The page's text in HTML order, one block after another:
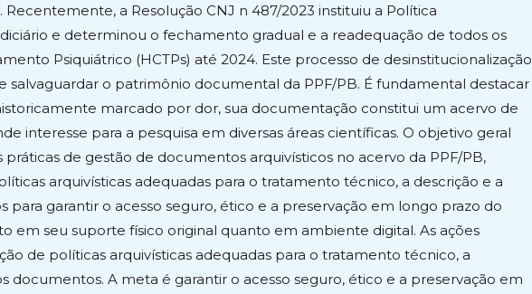
Recentemente, a Resolução CNJ n 487/2023 instituiu a Política
e determinou o fechamento gradual e a readequação de todos os
Psiquiátrico (HCTPs) até 2024. Este processo de desinstitucionalização
salvaguardar o patrimônio documental da PPF/PB. É fundamental destacar
marcado por dor, sua documentação constitui um acervo de
interesse para a pesquisa em diversas áreas científicas. O objetivo geral
de gestão de documentos arquivísticos no acervo da PPF/PB,
arquivísticas adequadas para o tratamento técnico, a descrição e a
para garantir o acesso seguro, ético e a preservação em longo prazo do
em seu suporte físico original quanto em ambiente digital. As ações
de políticas arquivísticas adequadas para o tratamento técnico, a
documentos. A meta é garantir o acesso seguro, ético e a preservação em